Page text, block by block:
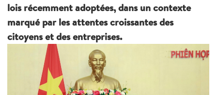
lois récemment adoptées, dans un contexte
marqué par les attentes croissantes des
citoyens et des entreprises.